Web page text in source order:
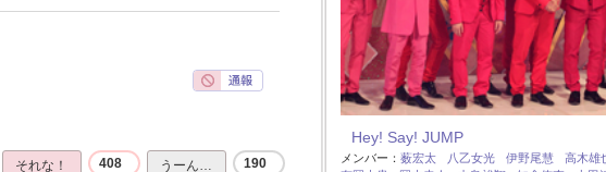
それな！ 408 うーん… 190
Hey! Say! JUMP
メンバー： 薮宏太 八乙女光 伊野尾慧
高木雄